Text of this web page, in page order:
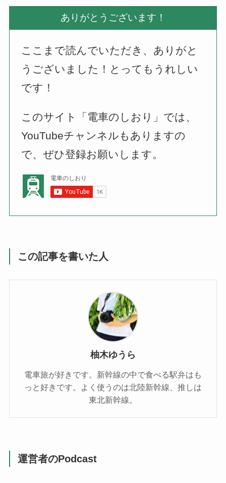
ありがとうございます！
ここまで読んでいただき、ありがと
うございました！とってもうれしい
です！
このサイト「電車のしおり」では、
YouTubeチャンネルもありますの
で、ぜひ登録お願いします。
この記事を書いた人
柚木ゆうら
電車旅が好きです。新幹線の中で食べる駅弁はも
っと好きです。よく使うのは北陸新幹線、推しは
東北新幹線。
運営者のPodcast